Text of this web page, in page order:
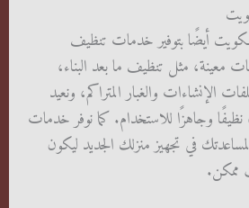
أيضًا بتوفير خدمات تنظيف
مثل تنظيف ما بعد البناء،
الإنشاءات والغبار المتراكم، ونعيد
نظيفًا وجاهزًا للاستخدام. كما نوفر خدمات
في تجهيز منزلك الجديد ليكون
ممكن.